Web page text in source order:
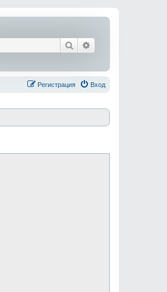
Поиск
Вход
Регистрация